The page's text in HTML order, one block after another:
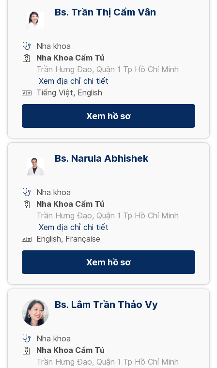
7,000,000 VND
Xem thêm
Bs. Trần Thị Cẩm Vân
Nha khoa
Nha Khoa Cẩm Tú
Trần Hưng Đạo, Quận 1 Tp Hồ Chí Minh
Xem địa chỉ chi tiết
Tiếng Việt, English
Xem hồ sơ
Bs. Narula Abhishek
Nha khoa
Nha Khoa Cẩm Tú
Trần Hưng Đạo, Quận 1 Tp Hồ Chí Minh
Xem địa chỉ chi tiết
English, Française
Xem hồ sơ
Bs. Lâm Trần Thảo Vy
Nha khoa
Nha Khoa Cẩm Tú
Trần Hưng Đạo, Quận 1 Tp Hồ Chí Minh